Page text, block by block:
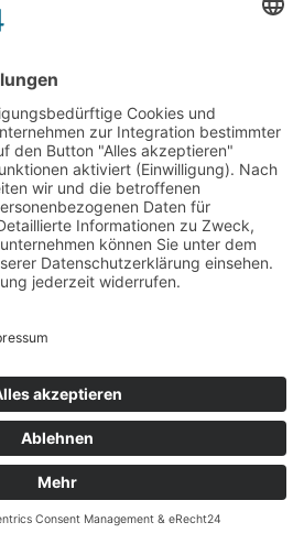
Kundenservice an, d.h. Mails
gerne, unterstützt aber auch Kunden
beim Bestellvorgang.